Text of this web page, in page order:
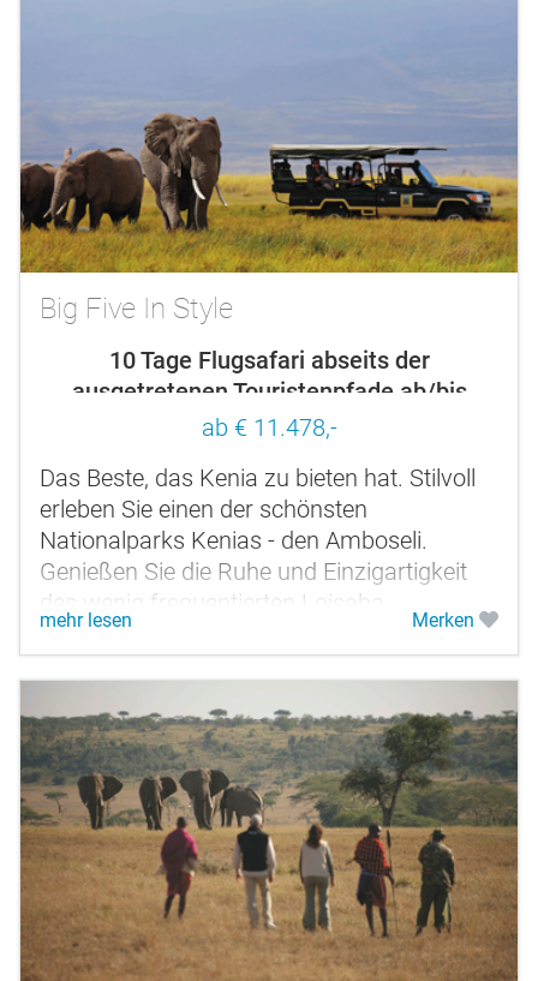
Big Five In Style
10 Tage Flugsafari abseits der
ausgetretenen Touristenpfade ab/bis
Nairobi
ab € 11.478,-
Das Beste, das Kenia zu bieten hat. Stilvoll
erleben Sie einen der schönsten
Nationalparks Kenias - den Amboseli.
Genießen Sie die Ruhe und Einzigartigkeit
des wenig frequentierten Loisaba
Schutzgebietes und lassen Sie sich vom...
mehr lesen Merken